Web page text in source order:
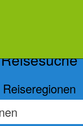
Reisesuche
Reiseregionen